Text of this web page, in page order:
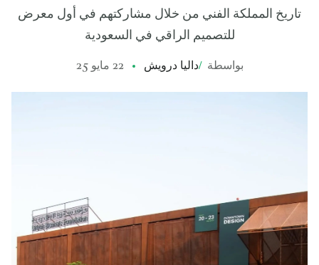
تاريخ المملكة الفني من خلال مشاركتهم في أول معرض
للتصميم الراقي في السعودية
بواسطة /داليا درويش 22 مايو 25